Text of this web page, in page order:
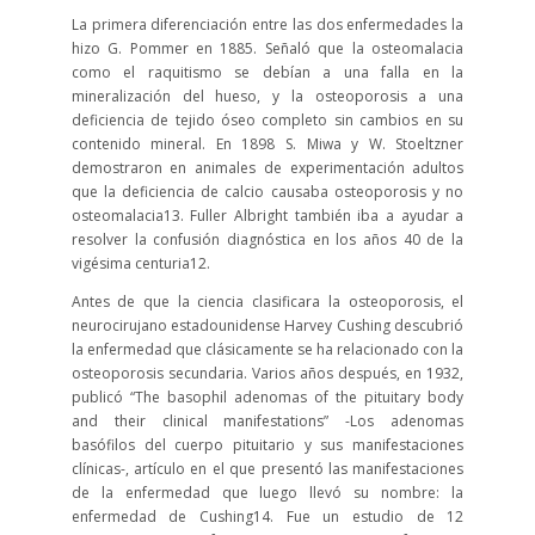
La primera diferenciación entre las dos enfermedades la
hizo G. Pommer en 1885. Señaló que la osteomalacia
como el raquitismo se debían a una falla en la
mineralización del hueso, y la osteoporosis a una
deficiencia de tejido óseo completo sin cambios en su
contenido mineral. En 1898 S. Miwa y W. Stoeltzner
demostraron en animales de experimentación adultos
que la deficiencia de calcio causaba osteoporosis y no
osteomalacia13. Fuller Albright también iba a ayudar a
resolver la confusión diagnóstica en los años 40 de la
vigésima centuria12.
Antes de que la ciencia clasificara la osteoporosis, el
neurocirujano estadounidense Harvey Cushing descubrió
la enfermedad que clásicamente se ha relacionado con la
osteoporosis secundaria. Varios años después, en 1932,
publicó “The basophil adenomas of the pituitary body
and their clinical manifestations” -Los adenomas
basófilos del cuerpo pituitario y sus manifestaciones
clínicas-, artículo en el que presentó las manifestaciones
de la enfermedad que luego llevó su nombre: la
enfermedad de Cushing14. Fue un estudio de 12